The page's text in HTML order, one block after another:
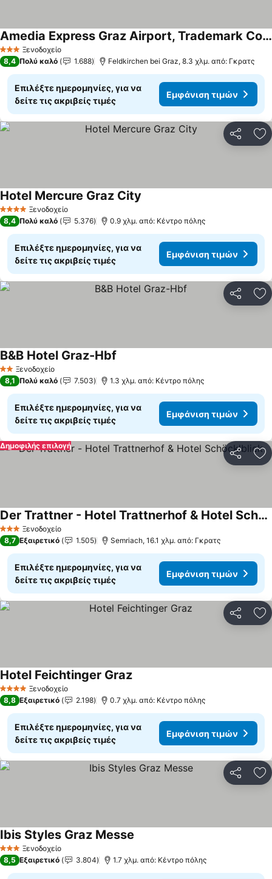
3 ΑστέριαΞενοδοχείο
Amedia Express Graz Airport, Trademark Collection by Wyndham
Εμφάνιση τιμών
8,4 Πολύ καλό 1.688 Feldkirchen bei Graz, 8.3 χλμ. από: Γκρατς
Επιλέξτε ημερομηνίες, για να
δείτε τις ακριβείς τιμές
Εμφάνιση τιμών
4 ΑστέριαΞενοδοχείο
Hotel Mercure Graz City
8,4 Πολύ καλό 5.376 0.9 χλμ. από: Κέντρο πόλης
Επιλέξτε ημερομηνίες, για να
δείτε τις ακριβείς τιμές
Εμφάνιση τιμών
2 ΑστέριαΞενοδοχείο
B&B Hotel Graz-Hbf
8,1 Πολύ καλό 7.503 1.3 χλμ. από: Κέντρο πόλης
Επιλέξτε ημερομηνίες, για να
δείτε τις ακριβείς τιμές
Εμφάνιση τιμών
Δημοφιλής επιλογή
3 ΑστέριαΞενοδοχείο
Der Trattner - Hotel Trattnerhof & Hotel Schöcklblick
Εμφάνιση τιμών
8,7 Εξαιρετικό 1.505 Semriach, 16.1 χλμ. από: Γκρατς
Επιλέξτε ημερομηνίες, για να
δείτε τις ακριβείς τιμές
Εμφάνιση τιμών
4 ΑστέριαΞενοδοχείο
Hotel Feichtinger GrazΕμφάνιση τιμών
8,8 Εξαιρετικό 2.198 0.7 χλμ. από: Κέντρο πόλης
Επιλέξτε ημερομηνίες, για να
δείτε τις ακριβείς τιμές
Εμφάνιση τιμών
3 ΑστέριαΞενοδοχείο
Ibis Styles Graz Messe
8,5 Εξαιρετικό 3.804 1.7 χλμ. από: Κέντρο πόλης